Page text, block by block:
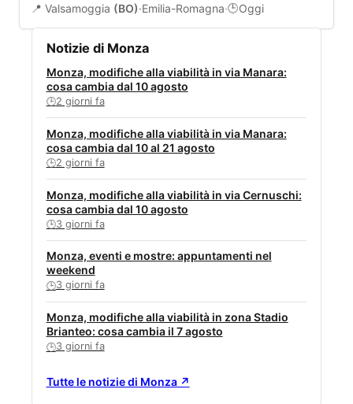
📍 Valsamoggia (BO)·Emilia-Romagna·🕒Oggi
Notizie di Monza
Monza, modifiche alla viabilità in via Manara:
cosa cambia dal 10 agosto
🕒2 giorni fa
Monza, modifiche alla viabilità in via Manara:
cosa cambia dal 10 al 21 agosto
🕒2 giorni fa
Monza, modifiche alla viabilità in via Cernuschi:
cosa cambia dal 10 agosto
🕒3 giorni fa
Monza, eventi e mostre: appuntamenti nel
weekend
🕒3 giorni fa
Monza, modifiche alla viabilità in zona Stadio
Brianteo: cosa cambia il 7 agosto
🕒3 giorni fa
Tutte le notizie di Monza ↗